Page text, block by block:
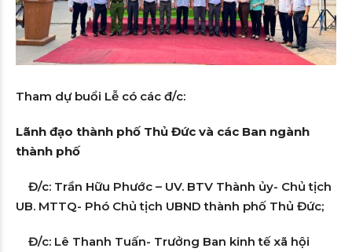
Tham dự buổi Lễ có các đ/c:
Lãnh đạo thành phố Thủ Đức và các Ban ngành
thành phố
Đ/c: Trần Hữu Phước – UV. BTV Thành ủy- Chủ tịch
UB. MTTQ- Phó Chủ tịch UBND thành phố Thủ Đức;
Đ/c: Lê Thanh Tuấn- Trưởng Ban kinh tế xã hội